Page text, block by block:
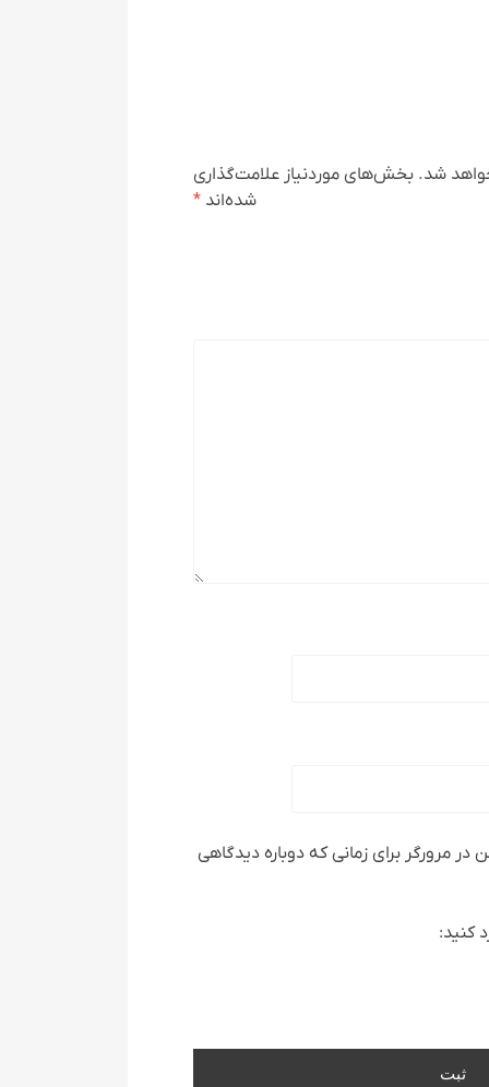
شد. بخش‌های موردنیاز علامت‌گذاری
شده‌اند *
مرورگر برای زمانی که دوباره دیدگاهی
کنید: